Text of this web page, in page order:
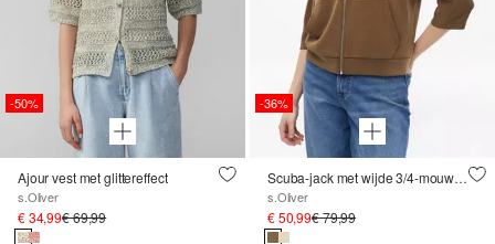
-50%
Ajour vest met glittereffect
s.Oliver
€ 34,99€ 69,99
-36%
Scuba-jack met wijde 3/4-mouwen
s.Oliver
€ 50,99€ 79,99